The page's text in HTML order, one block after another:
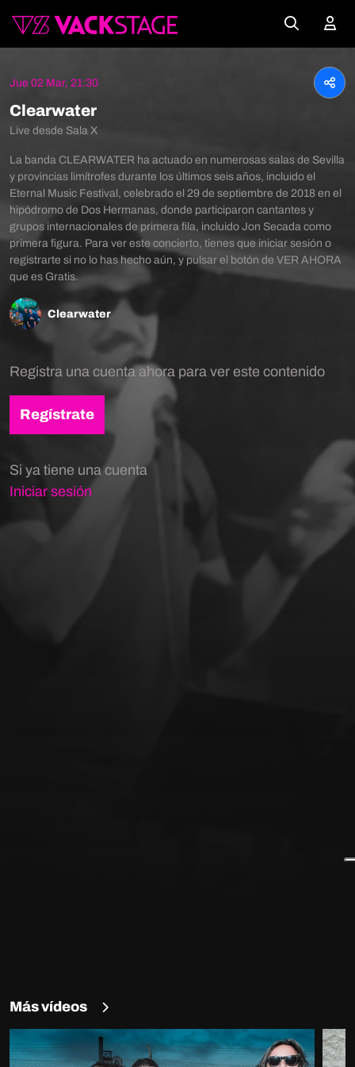
Jue 02 Mar, 21:30
Clearwater
Live desde Sala X
La banda CLEARWATER ha actuado en numerosas salas de Sevilla
y provincias limítrofes durante los últimos seis años, incluido el
Eternal Music Festival, celebrado el 29 de septiembre de 2018 en el
hipódromo de Dos Hermanas, donde participaron cantantes y
grupos internacionales de primera fila, incluido Jon Secada como
primera figura. Para ver este concierto, tienes que iniciar sesión o
registrarte si no lo has hecho aún, y pulsar el botón de VER AHORA
que es Gratis.
Clearwater
Registra una cuenta ahora para ver este contenido
Regístrate
Si ya tiene una cuenta
Iniciar sesión
Más vídeos